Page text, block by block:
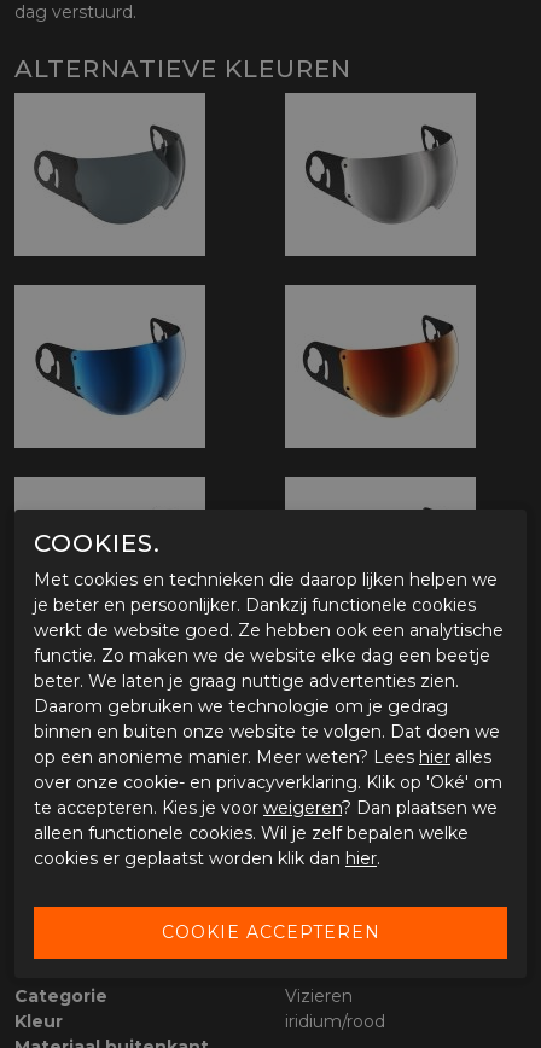
dag verstuurd.
ALTERNATIEVE KLEUREN
OMSCHRIJVING ROOF BOXER V8/ALPHA VISOR
Eigenschappen ROOF Vizier Boxer V8 RO5
Vervangend vizier voor ROOF Boxer V8
Geschikt voor ROOF New Boxer V8 en V8 S
SPECIFICATIES ROOF BOXER V8/ALPHA VISOR
Categorie
Vizieren
Kleur
iridium/rood
COOKIES.
Met cookies en technieken die daarop lijken helpen we
je beter en persoonlijker. Dankzij functionele cookies
werkt de website goed. Ze hebben ook een analytische
functie. Zo maken we de website elke dag een beetje
beter. We laten je graag nuttige advertenties zien.
Daarom gebruiken we technologie om je gedrag
binnen en buiten onze website te volgen. Dat doen we
op een anonieme manier. Meer weten? Lees hier alles
over onze cookie- en privacyverklaring. Klik op 'Oké' om
te accepteren. Kies je voor weigeren? Dan plaatsen we
alleen functionele cookies. Wil je zelf bepalen welke
cookies er geplaatst worden klik dan hier.